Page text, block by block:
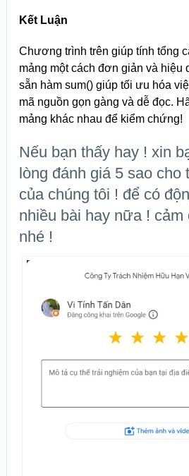
Kết Luận
Chương trình trên giúp tính tổng
mảng một cách đơn giản và hiệu
sẵn hàm sum() giúp tối ưu hóa
mã nguồn gọn gàng và dễ đọc.
mảng khác nhau để kiểm chứng!
Nếu bạn thấy hay ! xin
lòng đánh giá 5 sao cho
của chúng tôi ! để có
nhiều bài hay nữa ! cảm
nhé !